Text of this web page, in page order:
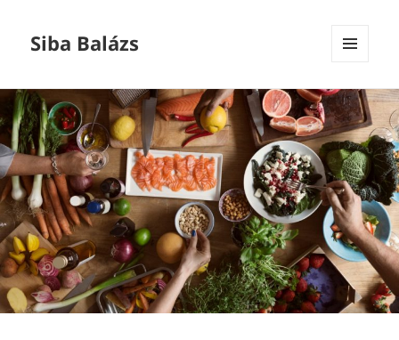
Siba Balázs
WIDGETEK